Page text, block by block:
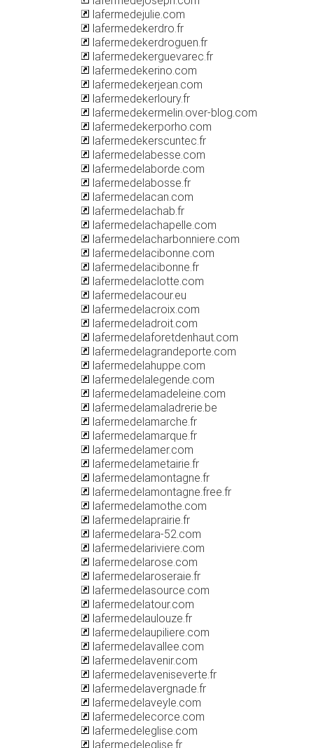
lafermedejulie.com
lafermedekerdro.fr
lafermedekerdroguen.fr
lafermedekerguevarec.fr
lafermedekerino.com
lafermedekerjean.com
lafermedekerloury.fr
lafermedekermelin.over-blog.com
lafermedekerporho.com
lafermedekerscuntec.fr
lafermedelabesse.com
lafermedelaborde.com
lafermedelabosse.fr
lafermedelacan.com
lafermedelachab.fr
lafermedelachapelle.com
lafermedelacharbonniere.com
lafermedelacibonne.com
lafermedelacibonne.fr
lafermedelaclotte.com
lafermedelacour.eu
lafermedelacroix.com
lafermedeladroit.com
lafermedelaforetdenhaut.com
lafermedelagrandeporte.com
lafermedelahuppe.com
lafermedelalegende.com
lafermedelamadeleine.com
lafermedelamaladrerie.be
lafermedelamarche.fr
lafermedelamarque.fr
lafermedelamer.com
lafermedelametairie.fr
lafermedelamontagne.fr
lafermedelamontagne.free.fr
lafermedelamothe.com
lafermedelaprairie.fr
lafermedelara-52.com
lafermedelariviere.com
lafermedelarose.com
lafermedelaroseraie.fr
lafermedelasource.com
lafermedelatour.com
lafermedelaulouze.fr
lafermedelaupiliere.com
lafermedelavallee.com
lafermedelavenir.com
lafermedelaveniseverte.fr
lafermedelavergnade.fr
lafermedelaveyle.com
lafermedelecorce.com
lafermedeleglise.com
lafermedeleglise.fr